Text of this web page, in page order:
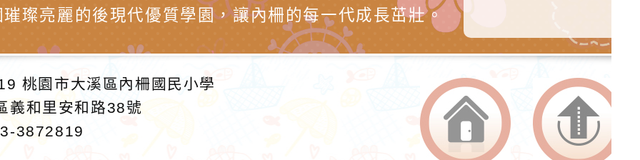
璀璨亮麗的後現代優質學園，讓內柵的每一代成長茁壯。
桃園市大溪區內柵國民小學
義和里安和路38號
3872819